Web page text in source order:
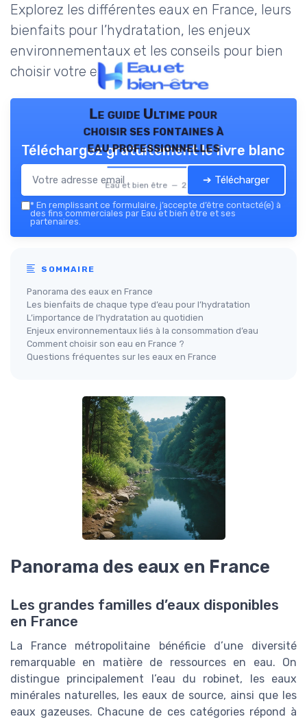
Explorez les différentes eaux en France, leurs
bienfaits pour l’hydratation, les enjeux
environnementaux et les conseils pour bien
choisir votre eau au quotidien.
Le guide Ultime pour
choisir ses fontaines à
eau professionnelles
Eau et bien être — 2026
Téléchargez gratuitement le livre blanc
➔ Télécharger
* En remplissant ce formulaire, j’accepte d’être contacté(e) à
des fins commerciales par Eau et bien être et ses
partenaires.
SOMMAIRE
Panorama des eaux en France
Les bienfaits de chaque type d’eau pour l’hydratation
L’importance de l’hydratation au quotidien
Enjeux environnementaux liés à la consommation d’eau
Comment choisir son eau en France ?
Questions fréquentes sur les eaux en France
Panorama des eaux en France
Les grandes familles d’eaux disponibles
en France
La France métropolitaine bénéficie d’une diversité
remarquable en matière de ressources en eau. On
distingue principalement l’eau du robinet, les eaux
minérales naturelles, les eaux de source, ainsi que les
eaux gazeuses. Chacune de ces catégories répond à